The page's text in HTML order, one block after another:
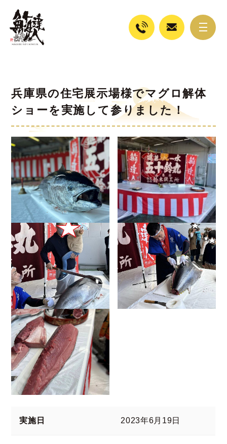
兵庫県の住宅展示場様でマグロ解体
ショーを実施して参りました！
実施日 2023年6月19日